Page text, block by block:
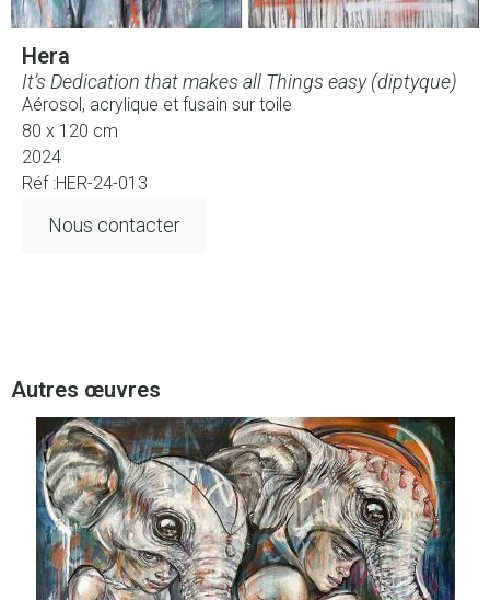
Hera
It’s Dedication that makes all Things easy (diptyque)
Aérosol, acrylique et fusain sur toile
80 x 120 cm
2024
Réf :HER-24-013
Nous contacter
Autres œuvres